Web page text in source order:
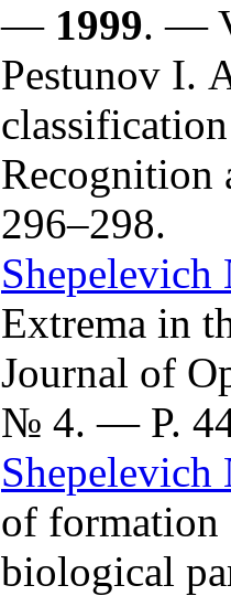
— 1999. —
Pestunov I.
296–298.
Shepelevich
Extrema in
Journal of
№ 4. — P. 4
Shepelevich
of formation
biological